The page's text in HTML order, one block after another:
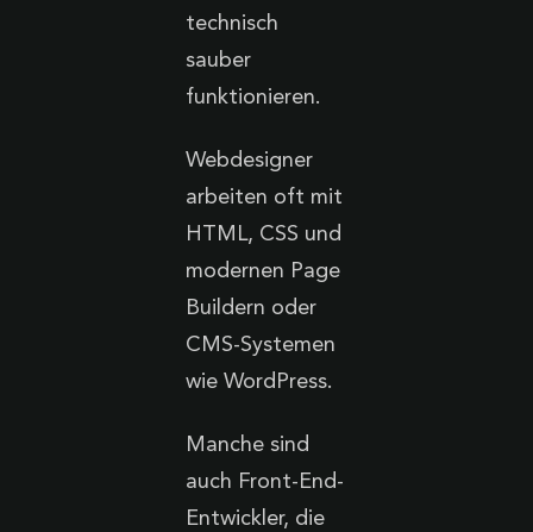
technisch
sauber
funktionieren.
Webdesigner
arbeiten oft mit
HTML, CSS und
modernen Page
Buildern oder
CMS-Systemen
wie WordPress.
Manche sind
auch Front-End-
Entwickler, die